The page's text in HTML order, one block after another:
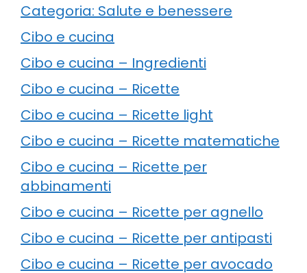
Categoria: Salute e benessere
Cibo e cucina
Cibo e cucina – Ingredienti
Cibo e cucina – Ricette
Cibo e cucina – Ricette light
Cibo e cucina – Ricette matematiche
Cibo e cucina – Ricette per
abbinamenti
Cibo e cucina – Ricette per agnello
Cibo e cucina – Ricette per antipasti
Cibo e cucina – Ricette per avocado